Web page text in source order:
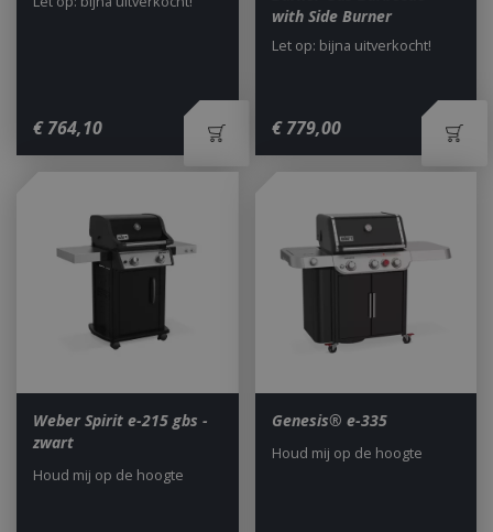
€ 764,10
with Side Burner
€ 779,00
Let op: bijna uitverkocht!
Weber Spirit e-215 gbs -
zwart
Houd mij op de hoogte
Genesis® e-335
Houd mij op de hoogte